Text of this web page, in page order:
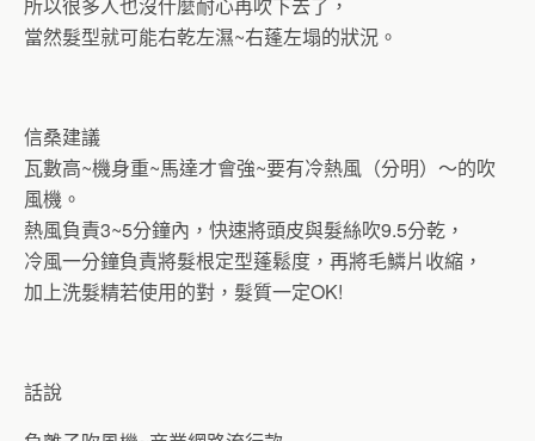
所以很多人也沒什麼耐心再吹下去了，
當然髮型就可能右乾左濕~右蓬左塌的狀況。
信桑建議
瓦數高~機身重~馬達才會強~要有冷熱風（分明）～的吹
風機。
熱風負責3~5分鐘內，快速將頭皮與髮絲吹9.5分乾，
冷風一分鐘負責將髮根定型蓬鬆度，再將毛鱗片收縮，
加上洗髮精若使用的對，髮質一定OK!
話說